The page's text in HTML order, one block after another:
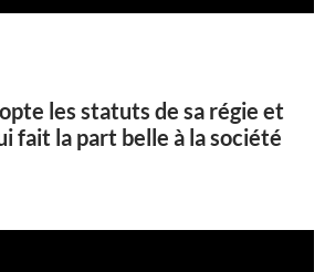
les statuts de sa régie et
fait la part belle à la société